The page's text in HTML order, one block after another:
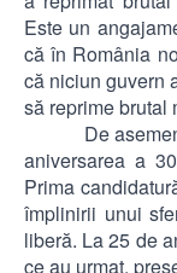
Este un
că în România
că niciun guvern
să reprime brutal
De
aniversarea a
Prima
împlinirii unui
liberă. La 25 de
ce au urmat,